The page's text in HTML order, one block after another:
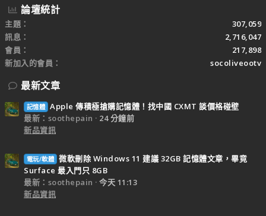
論壇統計
主題
307,059
訊息
2,716,047
會員
217,898
新加入的會員
socoliveootv
最新文章
記憶體 Apple 傳積極搶購記憶體！找中國 CXMT 談價格碰壁
最新：soothepain
24 分鐘前
新品資訊
電玩/軟體 微軟刪除 Windows 11 建議 32GB 記憶體文章，畢竟
Surface 最入門只 8GB
最新：soothepain
今天 11:13
新品資訊